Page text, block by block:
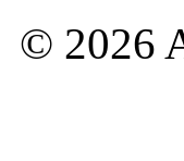
© 2026